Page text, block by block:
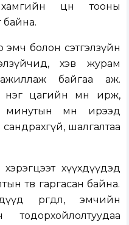
цөөн тооны
байна.
эмч болон сэтгэлзүйн
хэв журам
байгаа аж.
цагийн өмнө ирж,
өмнө ирээд
сандрахгүй, шалгалтаа
хүүхдүүдэд
төв гаргасан байна.
өргөдөл, эмчийн
тодорхойлолтуудаа